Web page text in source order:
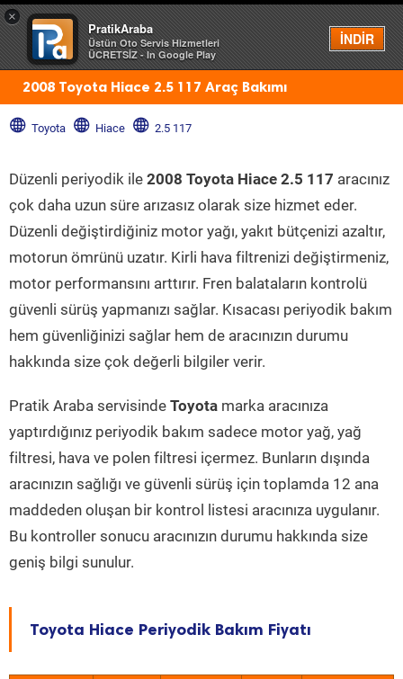
×
PratikAraba
Üstün Oto Servis Hizmetleri
ÜCRETSİZ - In Google Play
İNDİR
Menü
2008 Toyota Hiace 2.5 117 Araç Bakımı
Toyota Hiace 2.5 117
Düzenli periyodik ile 2008 Toyota Hiace 2.5 117 aracınız
çok daha uzun süre arızasız olarak size hizmet eder.
Düzenli değiştirdiğiniz motor yağı, yakıt bütçenizi azaltır,
motorun ömrünü uzatır. Kirli hava filtrenizi değiştirmeniz,
motor performansını arttırır. Fren balataların kontrolü
güvenli sürüş yapmanızı sağlar. Kısacası periyodik bakım
hem güvenliğinizi sağlar hem de aracınızın durumu
hakkında size çok değerli bilgiler verir.
Pratik Araba servisinde Toyota marka aracınıza
yaptırdığınız periyodik bakım sadece motor yağ, yağ
filtresi, hava ve polen filtresi içermez. Bunların dışında
aracınızın sağlığı ve güvenli sürüş için toplamda 12 ana
maddeden oluşan bir kontrol listesi aracınıza uygulanır.
Bu kontroller sonucu aracınızın durumu hakkında size
geniş bilgi sunulur.
Toyota Hiace Periyodik Bakım Fiyatı